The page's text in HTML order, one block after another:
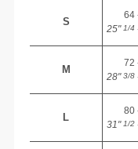
S
64
25"1/4
M
72
28"3/8
L
80
31"1/2